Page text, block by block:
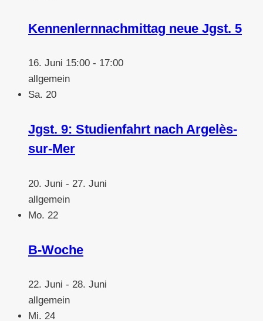
Kennenlernnachmittag neue Jgst. 5
16. Juni 15:00 - 17:00
allgemein
Sa. 20
Jgst. 9: Studienfahrt nach Argelès-
sur-Mer
20. Juni - 27. Juni
allgemein
Mo. 22
B-Woche
22. Juni - 28. Juni
allgemein
Mi. 24